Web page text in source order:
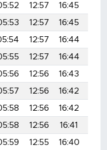
12:57 16:45
12:57 16:45
12:57 16:44
12:57 16:44
12:56 16:43
12:56 16:42
12:56 16:42
12:56 16:41
12:55 16:40